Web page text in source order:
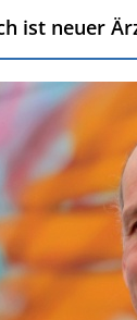
ist neuer